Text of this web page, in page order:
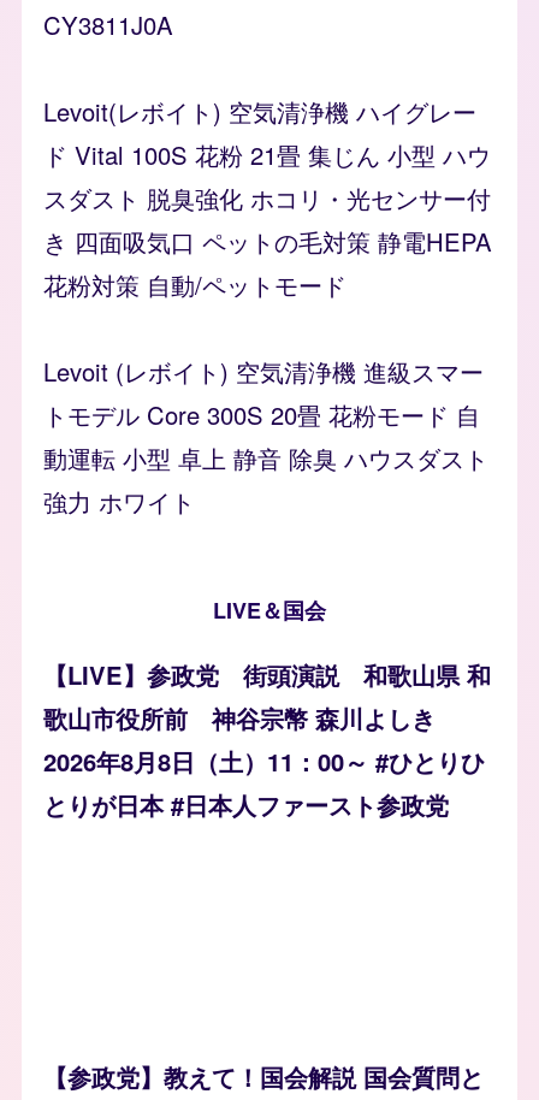
CY3811J0A
Levoit(レボイト) 空気清浄機 ハイグレー
ド Vital 100S 花粉 21畳 集じん 小型 ハウ
スダスト 脱臭強化 ホコリ・光センサー付
き 四面吸気口 ペットの毛対策 静電HEPA
花粉対策 自動/ペットモード
Levoit (レボイト) 空気清浄機 進級スマー
トモデル Core 300S 20畳 花粉モード 自
動運転 小型 卓上 静音 除臭 ハウスダスト
強力 ホワイト
LIVE＆国会
【LIVE】参政党 街頭演説 和歌山県 和
歌山市役所前 神谷宗幣 森川よしき
2026年8月8日（土）11：00～ #ひとりひ
とりが日本 #日本人ファースト参政党
【参政党】教えて！国会解説 国会質問と